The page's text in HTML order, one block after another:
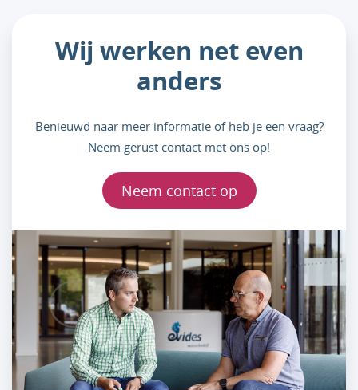
Wij werken net even
anders
Benieuwd naar meer informatie of heb je een vraag?
Neem gerust contact met ons op!
Neem contact op